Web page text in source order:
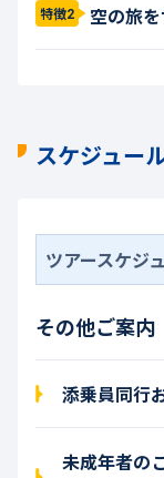
特徴2 空の旅
スケジュー
ツアースケジ
その他ご案内
添乗員同行
未成年者の